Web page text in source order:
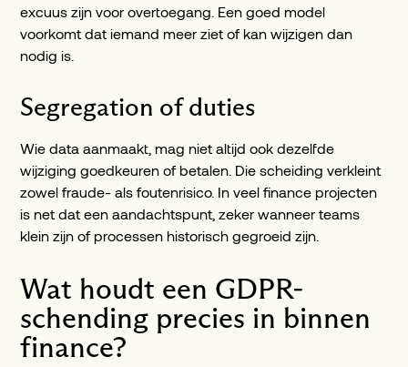
excuus zijn voor overtoegang. Een goed model
voorkomt dat iemand meer ziet of kan wijzigen dan
nodig is.
Segregation of duties
Wie data aanmaakt, mag niet altijd ook dezelfde
wijziging goedkeuren of betalen. Die scheiding verkleint
zowel fraude- als foutenrisico. In veel finance projecten
is net dat een aandachtspunt, zeker wanneer teams
klein zijn of processen historisch gegroeid zijn.
Wat houdt een GDPR-
schending precies in binnen
finance?